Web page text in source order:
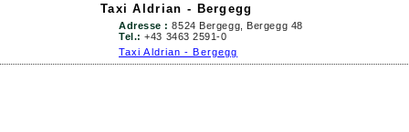
Taxi Aldrian - Bergegg
Adresse :8524 Bergegg, Bergegg 48
Tel.:+43 3463 2591-0
Taxi Aldrian - Bergegg